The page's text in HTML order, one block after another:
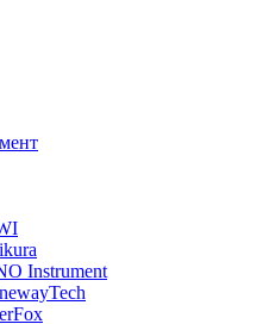
Instrument